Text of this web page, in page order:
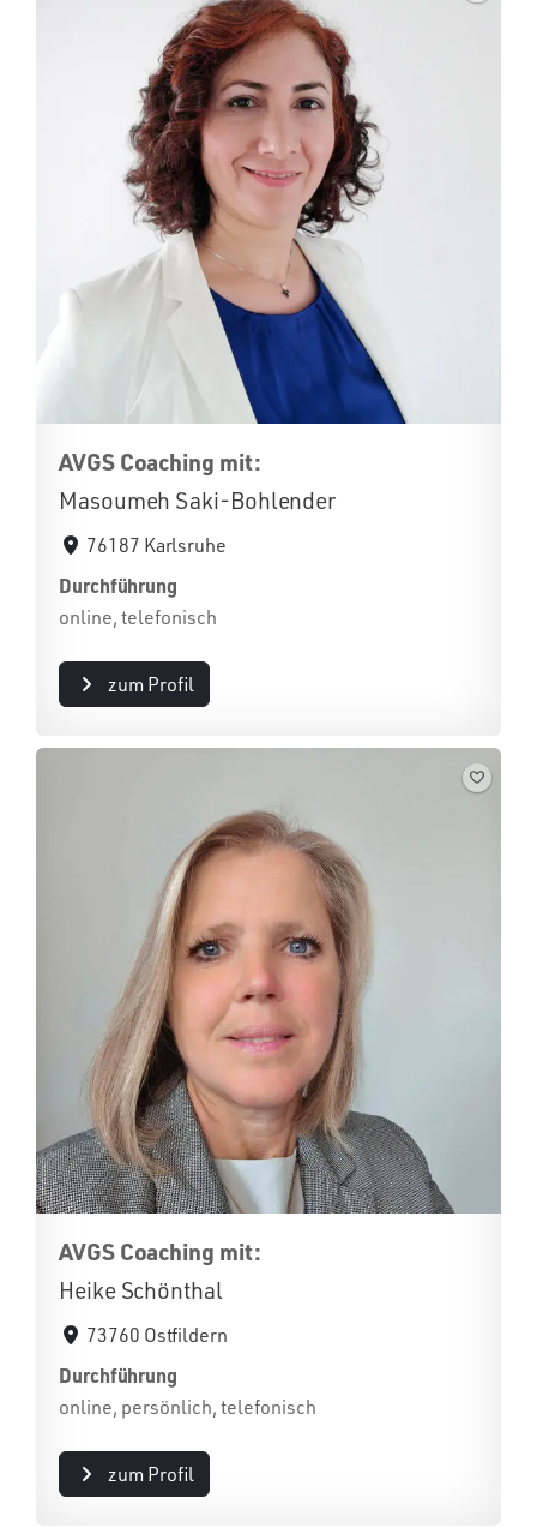
AVGS Coaching mit:
Masoumeh Saki-Bohlender
76187 Karlsruhe
Durchführung
online, telefonisch
zum Profil
AVGS Coaching mit:
Heike Schönthal
73760 Ostfildern
Durchführung
online, persönlich, telefonisch
zum Profil